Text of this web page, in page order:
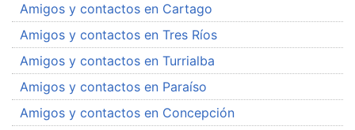
Amigos y contactos en Cartago
Amigos y contactos en Tres Ríos
Amigos y contactos en Turrialba
Amigos y contactos en Paraíso
Amigos y contactos en Concepción